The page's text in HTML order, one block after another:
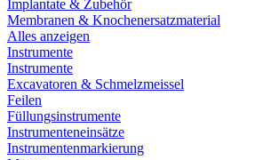
Implantate & Zubehör
Membranen & Knochenersatzmaterial
Alles anzeigen
Instrumente
Instrumente
Excavatoren & Schmelzmeissel
Feilen
Füllungsinstrumente
Instrumenteneinsätze
Instrumentenmarkierung